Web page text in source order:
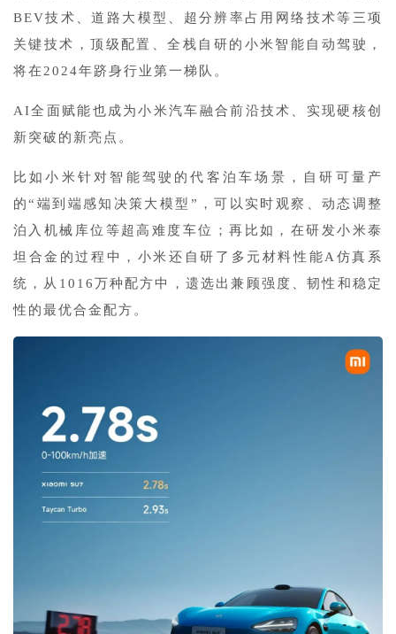
BEV技术、道路大模型、超分辨率占用网络技术等三项
关键技术，顶级配置、全栈自研的小米智能自动驾驶，
将在2024年跻身行业第一梯队。
AI全面赋能也成为小米汽车融合前沿技术、实现硬核创
新突破的新亮点。
比如小米针对智能驾驶的代客泊车场景，自研可量产
的“端到端感知决策大模型”，可以实时观察、动态调整
泊入机械库位等超高难度车位；再比如，在研发小米泰
坦合金的过程中，小米还自研了多元材料性能A仿真系
统，从1016万种配方中，遗选出兼顾强度、韧性和稳定
性的最优合金配方。